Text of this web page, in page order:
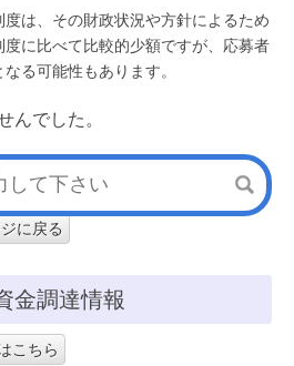
は、その財政状況や方針によるため
に比べて比較的少額ですが、応募者
る可能性もあります。
んでした。
に戻る
金調達情報
こちら